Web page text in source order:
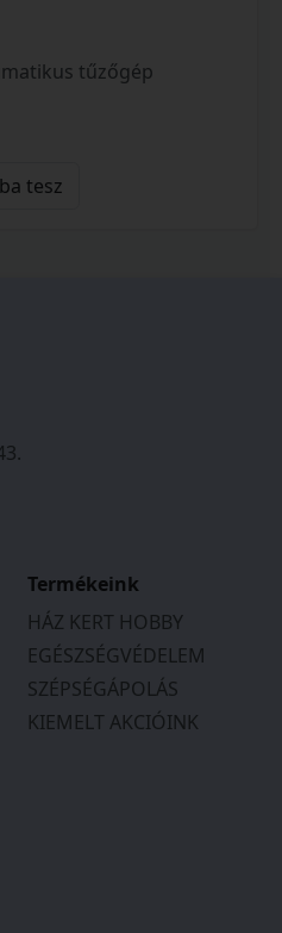
tűzőgép
tesz
Termékeink
HÁZ KERT HOBBY
EGÉSZSÉGVÉDELEM
SZÉPSÉGÁPOLÁS
KIEMELT AKCIÓINK